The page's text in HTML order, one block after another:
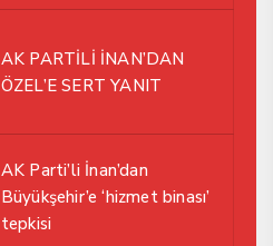
AK PARTİLİ İNAN’DAN
ÖZEL’E SERT YANIT
AK Parti’li İnan’dan
Büyükşehir’e ‘hizmet binası’
tepkisi